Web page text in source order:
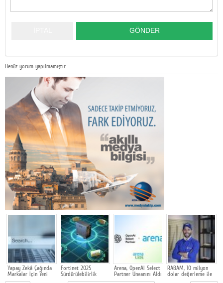
Henüz yorum yapılmamıştır.
Yapay Zekâ Çağında
Markalar İçin Yeni
Rekabet Alanı: GEO
Fortinet 2025
Sürdürülebilirlik
Raporunu açıkladı
Arena, OpenAI Select
Partner Unvanını Aldı
RABAM, 10 milyon
dolar değerleme ile
500 bin dolarlık